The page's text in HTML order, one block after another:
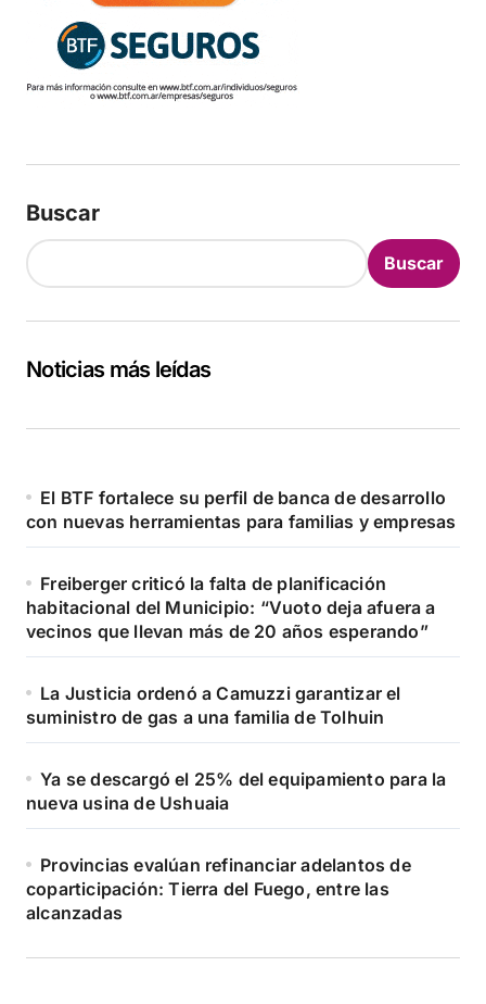
Buscar
Buscar
Noticias más leídas
El BTF fortalece su perfil de banca de desarrollo
con nuevas herramientas para familias y empresas
Freiberger criticó la falta de planificación
habitacional del Municipio: “Vuoto deja afuera a
vecinos que llevan más de 20 años esperando”
La Justicia ordenó a Camuzzi garantizar el
suministro de gas a una familia de Tolhuin
Ya se descargó el 25% del equipamiento para la
nueva usina de Ushuaia
Provincias evalúan refinanciar adelantos de
coparticipación: Tierra del Fuego, entre las
alcanzadas